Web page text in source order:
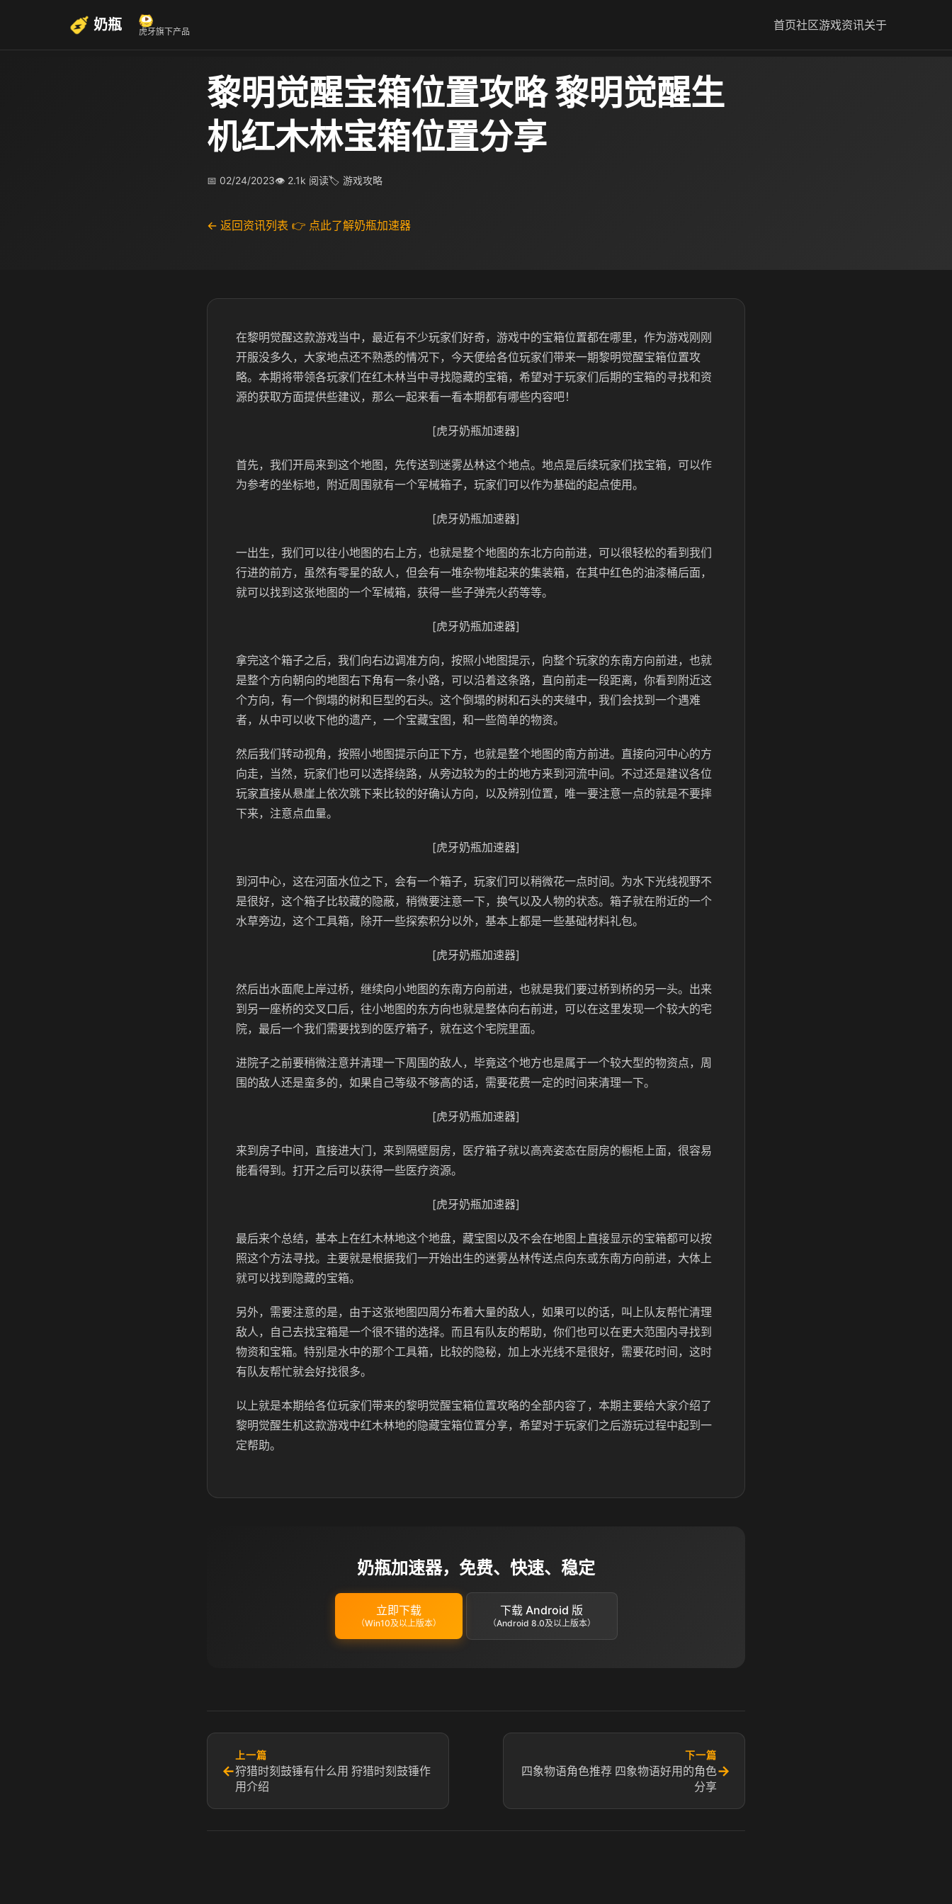
奶瓶 虎牙旗下产品 首页社区游戏资讯关于
黎明觉醒宝箱位置攻略 黎明觉醒生
机红木林宝箱位置分享
📅 02/24/2023👁 2.1k 阅读🏷 游戏攻略
← 返回资讯列表 👉 点此了解奶瓶加速器
在黎明觉醒这款游戏当中，最近有不少玩家们好奇，游戏中的宝箱位置都在哪里，作为游戏刚刚
开服没多久，大家地点还不熟悉的情况下，今天便给各位玩家们带来一期黎明觉醒宝箱位置攻
略。本期将带领各玩家们在红木林当中寻找隐藏的宝箱，希望对于玩家们后期的宝箱的寻找和资
源的获取方面提供些建议，那么一起来看一看本期都有哪些内容吧！
[虎牙奶瓶加速器]
首先，我们开局来到这个地图，先传送到迷雾丛林这个地点。地点是后续玩家们找宝箱，可以作
为参考的坐标地，附近周围就有一个军械箱子，玩家们可以作为基础的起点使用。
[虎牙奶瓶加速器]
一出生，我们可以往小地图的右上方，也就是整个地图的东北方向前进，可以很轻松的看到我们
行进的前方，虽然有零星的敌人，但会有一堆杂物堆起来的集装箱，在其中红色的油漆桶后面，
就可以找到这张地图的一个军械箱，获得一些子弹壳火药等等。
[虎牙奶瓶加速器]
拿完这个箱子之后，我们向右边调准方向，按照小地图提示，向整个玩家的东南方向前进，也就
是整个方向朝向的地图右下角有一条小路，可以沿着这条路，直向前走一段距离，你看到附近这
个方向，有一个倒塌的树和巨型的石头。这个倒塌的树和石头的夹缝中，我们会找到一个遇难
者，从中可以收下他的遗产，一个宝藏宝图，和一些简单的物资。
然后我们转动视角，按照小地图提示向正下方，也就是整个地图的南方前进。直接向河中心的方
向走，当然，玩家们也可以选择绕路，从旁边较为的士的地方来到河流中间。不过还是建议各位
玩家直接从悬崖上依次跳下来比较的好确认方向，以及辨别位置，唯一要注意一点的就是不要摔
下来，注意点血量。
[虎牙奶瓶加速器]
到河中心，这在河面水位之下，会有一个箱子，玩家们可以稍微花一点时间。为水下光线视野不
是很好，这个箱子比较藏的隐蔽，稍微要注意一下，换气以及人物的状态。箱子就在附近的一个
水草旁边，这个工具箱，除开一些探索积分以外，基本上都是一些基础材料礼包。
[虎牙奶瓶加速器]
然后出水面爬上岸过桥，继续向小地图的东南方向前进，也就是我们要过桥到桥的另一头。出来
到另一座桥的交叉口后，往小地图的东方向也就是整体向右前进，可以在这里发现一个较大的宅
院，最后一个我们需要找到的医疗箱子，就在这个宅院里面。
进院子之前要稍微注意并清理一下周围的敌人，毕竟这个地方也是属于一个较大型的物资点，周
围的敌人还是蛮多的，如果自己等级不够高的话，需要花费一定的时间来清理一下。
[虎牙奶瓶加速器]
来到房子中间，直接进大门，来到隔壁厨房，医疗箱子就以高亮姿态在厨房的橱柜上面，很容易
能看得到。打开之后可以获得一些医疗资源。
[虎牙奶瓶加速器]
最后来个总结，基本上在红木林地这个地盘，藏宝图以及不会在地图上直接显示的宝箱都可以按
照这个方法寻找。主要就是根据我们一开始出生的迷雾丛林传送点向东或东南方向前进，大体上
就可以找到隐藏的宝箱。
另外，需要注意的是，由于这张地图四周分布着大量的敌人，如果可以的话，叫上队友帮忙清理
敌人，自己去找宝箱是一个很不错的选择。而且有队友的帮助，你们也可以在更大范围内寻找到
物资和宝箱。特别是水中的那个工具箱，比较的隐秘，加上水光线不是很好，需要花时间，这时
有队友帮忙就会好找很多。
以上就是本期给各位玩家们带来的黎明觉醒宝箱位置攻略的全部内容了，本期主要给大家介绍了
黎明觉醒生机这款游戏中红木林地的隐藏宝箱位置分享，希望对于玩家们之后游玩过程中起到一
定帮助。
奶瓶加速器，免费、快速、稳定
立即下载
（Win10及以上版本）
下载 Android 版
（Android 8.0及以上版本）
←
上一篇
狩猎时刻鼓锤有什么用 狩猎时刻鼓锤作
用介绍
下一篇
四象物语角色推荐 四象物语好用的角色
分享
→